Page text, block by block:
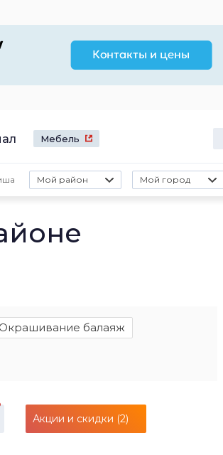
Мебель
Мой район Мой город
Окрашивание балаяж
Акции и скидки (2)